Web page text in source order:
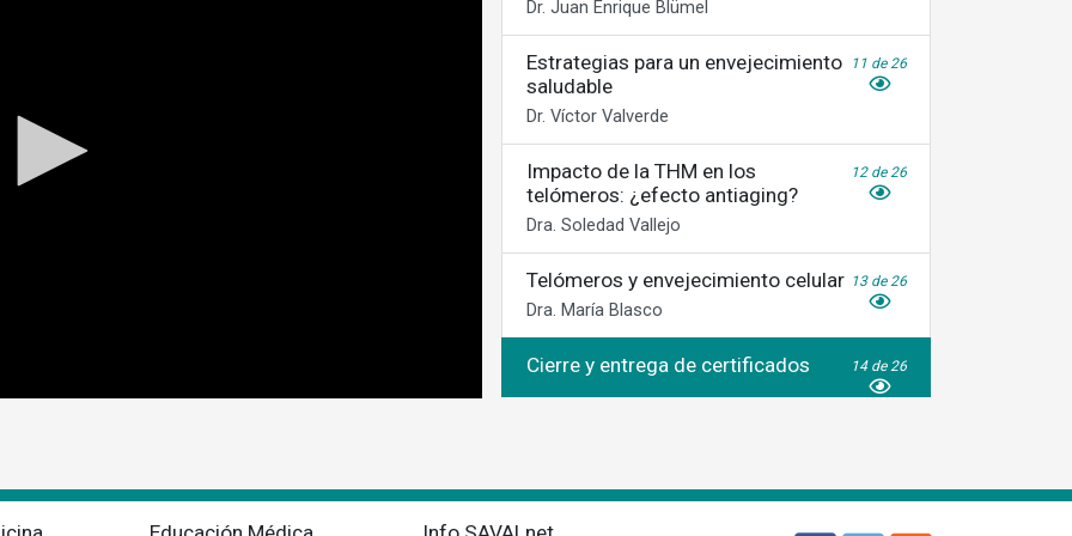
Dr. Juan Enrique Blümel
Estrategias para un envejecimiento
saludable
11 de 26
Dr. Víctor Valverde
Impacto de la THM en los
telómeros: ¿efecto antiaging?
12 de 26
Dra. Soledad Vallejo
Telómeros y envejecimiento celular 13 de 26
Dra. María Blasco
Cierre y entrega de certificados 14 de 26